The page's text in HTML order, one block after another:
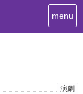
T
o
menu
演劇